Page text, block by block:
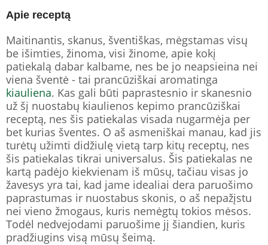
Apie receptą
Maitinantis, skanus, šventiškas, mėgstamas visų
be išimties, žinoma, visi žinome, apie kokį
patiekalą dabar kalbame, nes be jo neapsieina nei
viena šventė - tai prancūziškai aromatinga
kiauliena. Kas gali būti paprastesnio ir skanesnio
už šį nuostabų kiaulienos kepimo prancūziškai
receptą, nes šis patiekalas visada nugarmėja per
bet kurias šventes. O aš asmeniškai manau, kad jis
turėtų užimti didžiulę vietą tarp kitų receptų, nes
šis patiekalas tikrai universalus. Šis patiekalas ne
kartą padėjo kiekvienam iš mūsų, tačiau visas jo
žavesys yra tai, kad jame idealiai dera paruošimo
paprastumas ir nuostabus skonis, o aš nepažįstu
nei vieno žmogaus, kuris nemėgtų tokios mėsos.
Todėl nedvejodami paruošime jį šiandien, kuris
pradžiugins visą mūsų šeimą.